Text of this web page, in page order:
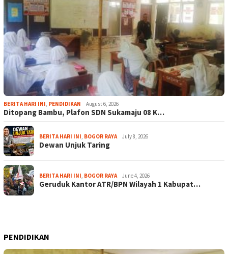
BERITA HARI INI, PENDIDIKAN August 6, 2026
Ditopang Bambu, Plafon SDN Sukamaju 08 K…
BERITA HARI INI, BOGOR RAYA July 8, 2026
Dewan Unjuk Taring
BERITA HARI INI, BOGOR RAYA June 4, 2026
Geruduk Kantor ATR/BPN Wilayah 1 Kabupat…
PENDIDIKAN